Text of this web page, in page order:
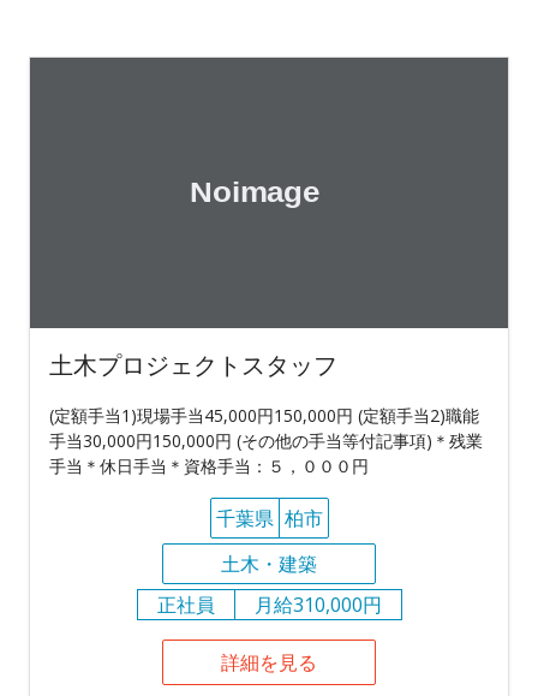
土木プロジェクトスタッフ
(定額手当1)現場手当45,000円150,000円 (定額手当2)職能
手当30,000円150,000円 (その他の手当等付記事項)＊残業
手当＊休日手当＊資格手当：５，０００円
千葉県 柏市
土木・建築
正社員
月給310,000円
詳細を見る